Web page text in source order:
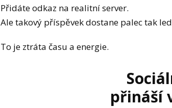
Přidáte odkaz na realitní server.
Ale takový příspěvek dostane palec tak
To je ztráta času a energie.
přináší